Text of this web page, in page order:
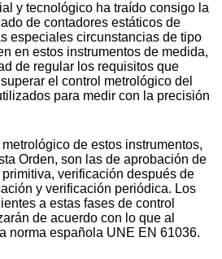
y tecnológico ha traído consigo la
de contadores estáticos de
especiales circunstancias de tipo
en estos instrumentos de medida,
de regular los requisitos que
el control metrológico del
para medir con la precisión
de estos instrumentos,
Orden, son las de aprobación de
verificación después de
y verificación periódica. Los
a estas fases de control
de acuerdo con lo que al
norma española UNE EN 61036.